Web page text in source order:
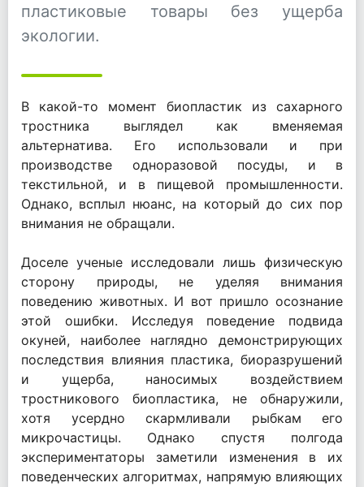
пластиковые товары без ущерба
экологии.
В какой-то момент биопластик из сахарного
тростника выглядел как вменяемая
альтернатива. Его использовали и при
производстве одноразовой посуды, и в
текстильной, и в пищевой промышленности.
Однако, всплыл нюанс, на который до сих пор
внимания не обращали.
Доселе ученые исследовали лишь физическую
сторону природы, не уделяя внимания
поведению животных. И вот пришло осознание
этой ошибки. Исследуя поведение подвида
окуней, наиболее наглядно демонстрирующих
последствия влияния пластика, биоразрушений
и ущерба, наносимых воздействием
тростникового биопластика, не обнаружили,
хотя усердно скармливали рыбкам его
микрочастицы. Однако спустя полгода
экспериментаторы заметили изменения в их
поведенческих алгоритмах, напрямую влияющих